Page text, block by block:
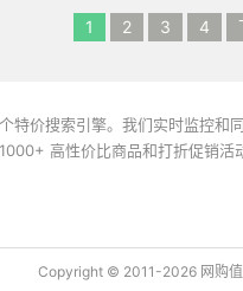
1 2 3 4
特价搜索引擎。我们实时监控和
高性价比商品和打折促销
Copyright © 2011-2026 网购